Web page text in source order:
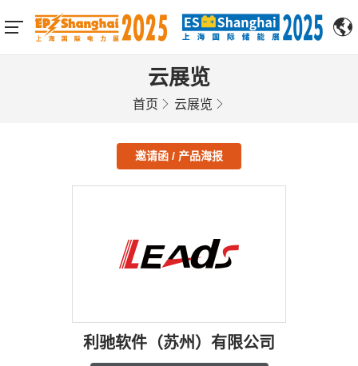
云展览
首页 云展览
邀请函 / 产品海报
利驰软件（苏州）有限公司